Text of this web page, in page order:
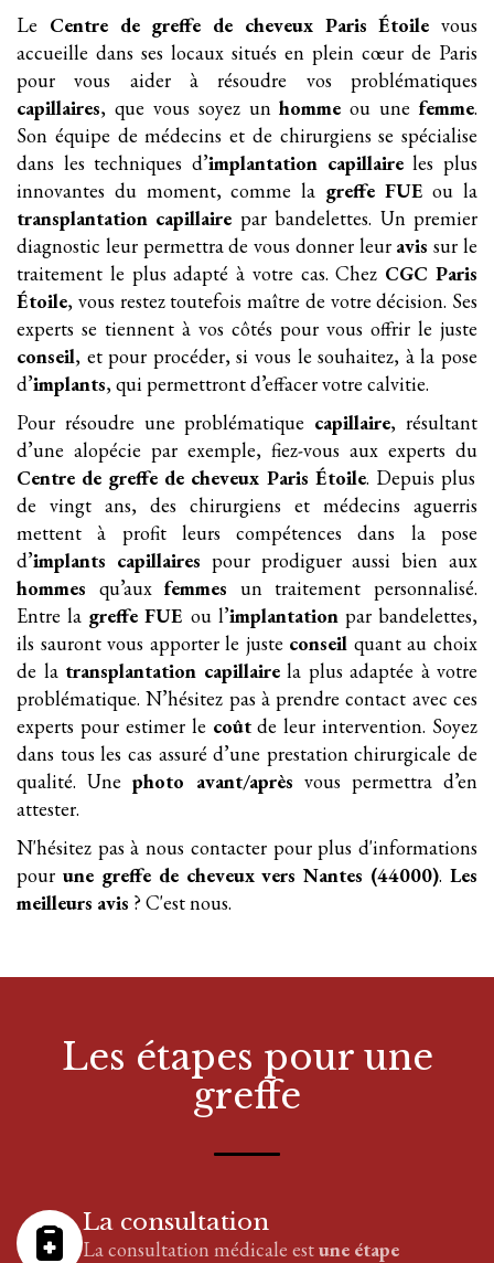
Le Centre de greffe de cheveux Paris Étoile vous
accueille dans ses locaux situés en plein cœur de Paris
pour vous aider à résoudre vos problématiques
capillaires, que vous soyez unhomme ou une femme.
Son équipe de médecins et de chirurgiens se spécialise
dans les techniques d’implantation capillaireles plus
innovantes du moment, comme la greffe FUE ou la
transplantation capillaire par bandelettes. Un premier
diagnostic leur permettra de vous donner leur avis sur le
traitement le plus adapté à votre cas. Chez CGC Paris
Étoile, vous restez toutefois maître de votre décision. Ses
experts se tiennent à vos côtés pour vous offrir le juste
conseil, et pour procéder, si vous le souhaitez, à la pose
d’implants, qui permettront d’effacer votre calvitie.
Pour résoudre une problématique capillaire, résultant
d’une alopécie par exemple, fiez-vous aux experts du
Centre de greffe de cheveux Paris Étoile. Depuis plus
de vingt ans, des chirurgiens et médecins aguerris
mettent à profit leurs compétences dans la pose
d’implants capillaires pour prodiguer aussi bien aux
hommes qu’auxfemmes un traitement personnalisé.
Entre la greffe FUE ou l’implantationpar bandelettes,
ils sauront vous apporter le juste conseil quant au choix
de la transplantation capillairela plus adaptée à votre
problématique. N’hésitez pas à prendre contact avec ces
experts pour estimer le coûtde leur intervention. Soyez
dans tous les cas assuré d’une prestation chirurgicale de
qualité. Unephoto avant/après vous permettra d’en
attester.
N'hésitez pas à nous contacter pour plus d'informations
pour une greffe de cheveux vers Nantes (44000). Les
meilleurs avis ? C'est nous.
Les étapes pour une
greffe
La consultation
La consultation médicale estune étape